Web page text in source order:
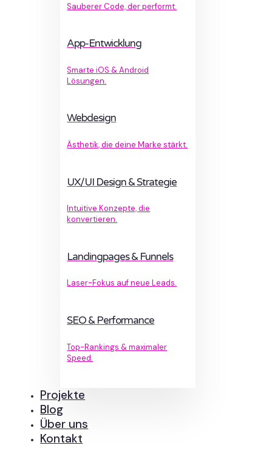
Sauberer Code, der performt.
App-Entwicklung
Smarte iOS & Android
Lösungen.
Webdesign
Ästhetik, die deine Marke stärkt.
UX/UI Design & Strategie
Intuitive Konzepte, die
konvertieren.
Landingpages & Funnels
Laser-Fokus auf neue Leads.
SEO & Performance
Top-Rankings & maximaler
Speed.
Projekte
Blog
Über uns
Kontakt